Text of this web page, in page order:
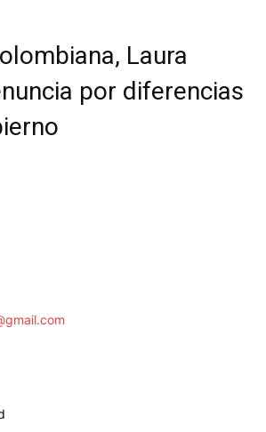
Laura
por diferencias